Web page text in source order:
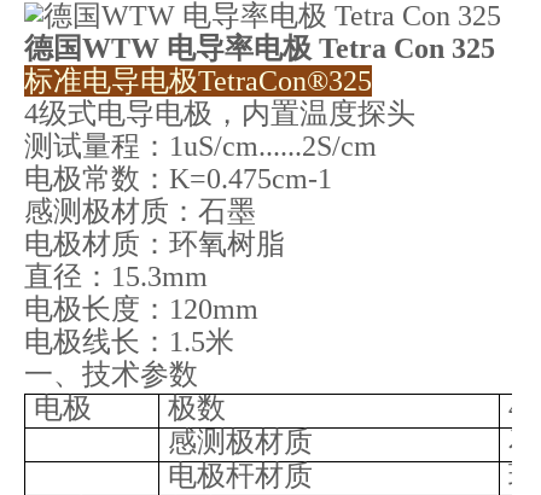
德国WTW 电导率电极 Tetra Con 325
标准电导电极TetraCon®325
4级式电导电极，内置温度探头
测试量程：1uS/cm......2S/cm
电极常数：K=0.475cm-1
感测极材质：石墨
电极材质：环氧树脂
直径：15.3mm
电极长度：120mm
电极线长：1.5米
一、技术参数
电极
极数
4
感测极材质
电极杆材质